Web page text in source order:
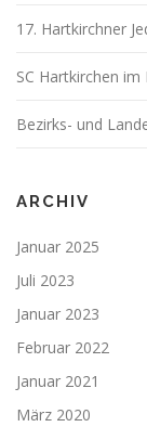
17. Hartkirchner
SC Hartkirchen im
Bezirks- und
ARCHIV
Januar 2025
Juli 2023
Januar 2023
Februar 2022
Januar 2021
März 2020